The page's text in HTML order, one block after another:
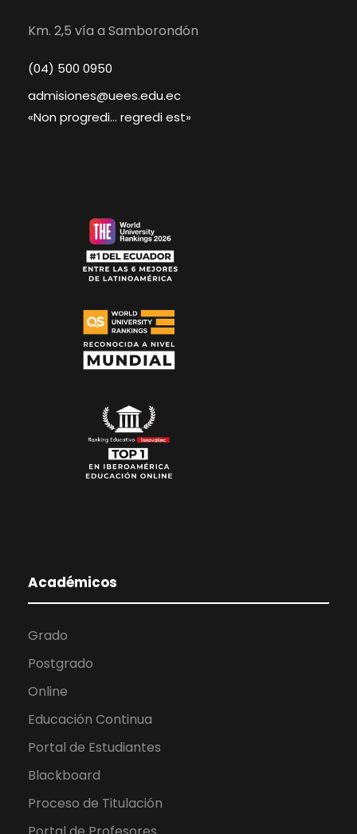
Km. 2,5 vía a Samborondón
(04) 500 0950
admisiones@uees.edu.ec
«Non progredi… regredi est»
Académicos
Grado
Postgrado
Online
Educación Continua
Portal de Estudiantes
Blackboard
Proceso de Titulación